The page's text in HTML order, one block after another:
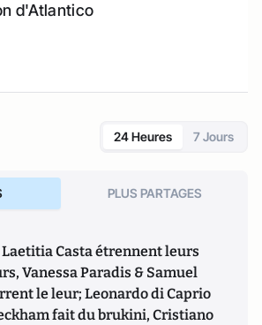
d'Atlantico
24 Heures 7 Jours
PLUS PARTAGES
Laetitia Casta étrennent leurs
Vanessa Paradis & Samuel
le leur; Leonardo di Caprio
fait du brukini, Cristiano